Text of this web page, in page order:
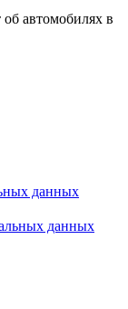
об автомобилях в
данных
данных